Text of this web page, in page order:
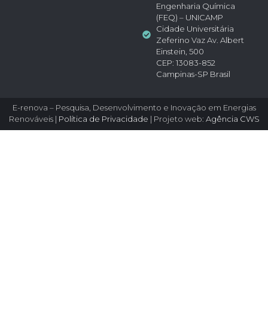
Engenharia Química
(FEQ) – UNICAMP
Cidade Universitária
Zeferino Vaz Av. Albert
Einstein, 500
CEP: 13083-852
Campinas-SP Brasil
E-renova – Pesquisa, Desenvolvimento e Inovação em Energias
Renováveis | Política de Privacidade | Projeto web: Agência CWS